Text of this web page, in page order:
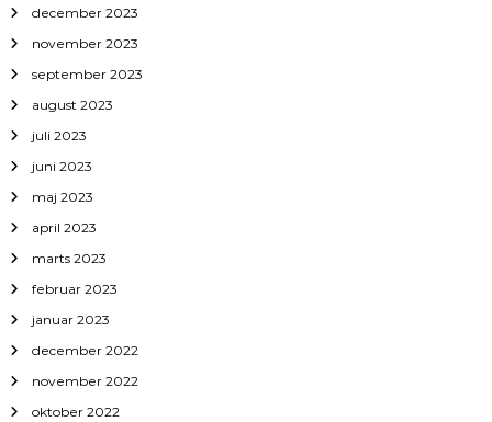
december 2023
november 2023
september 2023
august 2023
juli 2023
juni 2023
maj 2023
april 2023
marts 2023
februar 2023
januar 2023
december 2022
november 2022
oktober 2022